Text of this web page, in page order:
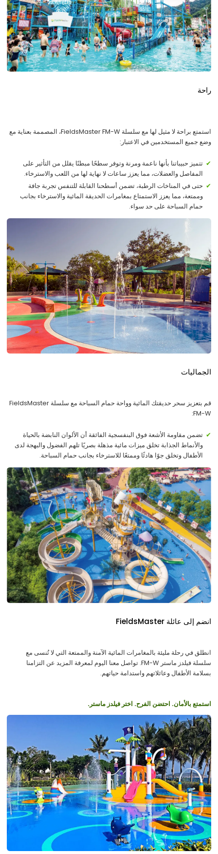
راحة
استمتع براحة لا مثيل لها مع سلسلة FieldsMaster FM-W، المصممة بعناية مع
وضع جميع المستخدمين في الاعتبار:
تتميز حبيباتنا بأنها ناعمة ومرنة وتوفر سطحًا مبطنًا يقلل من التأثير على
المفاصل والعضلات، مما يعزز ساعات لا نهاية لها من اللعب والاسترخاء.
حتى في المناخات الرطبة، تضمن أسطحنا القابلة للتنفس تجربة جافة
وممتعة، مما يعزز الاستمتاع بمغامرات الحديقة المائية والاسترخاء بجانب
حمام السباحة على حد سواء.
الجماليات
قم بتعزيز سحر حديقتك المائية وواحة حمام السباحة مع سلسلة FieldsMaster
FM-W:
تضمن مقاومة الأشعة فوق البنفسجية الفائقة أن الألوان النابضة بالحياة
والأنماط الجذابة تخلق ميزات مائية مذهلة بصريًا تلهم الفضول والبهجة لدى
الأطفال وتخلق جوًا هادئًا وممتعًا للاسترخاء بجانب حمام السباحة.
انضم إلى عائلة FieldsMaster
انطلق في رحلة مليئة بالمغامرات المائية الآمنة والممتعة التي لا تُنسى مع
سلسلة فيلدز ماستر FM-W. تواصل معنا اليوم لمعرفة المزيد عن التزامنا
بسلامة الأطفال وعائلاتهم واستدامة حياتهم.
استمتع بالأمان. احتضن الفرح. اختر فيلدز ماستر.